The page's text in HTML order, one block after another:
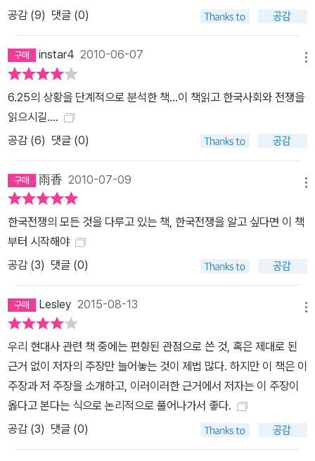
공감 (9) 댓글 (0)
instar4 2010-06-07
6.25의 상황을 단계적으로 분석한 책...이 책읽고 한국사회와 전쟁을
읽으시길....
공감 (6) 댓글 (0)
雨香 2010-07-09
한국전쟁의 모든 것을 다루고 있는 책, 한국전쟁을 알고 싶다면 이 책
부터 시작해야
공감 (3) 댓글 (0)
Lesley 2015-08-13
우리 현대사 관련 책 중에는 편향된 관점으로 쓴 것, 혹은 제대로 된
근거 없이 저자의 주장만 늘어놓는 것이 제법 많다. 하지만 이 책은 이
주장과 저 주장을 소개하고, 이러이러한 근거에서 저자는 이 주장이
옳다고 본다는 식으로 논리적으로 풀어나가서 좋다.
공감 (3) 댓글 (0)